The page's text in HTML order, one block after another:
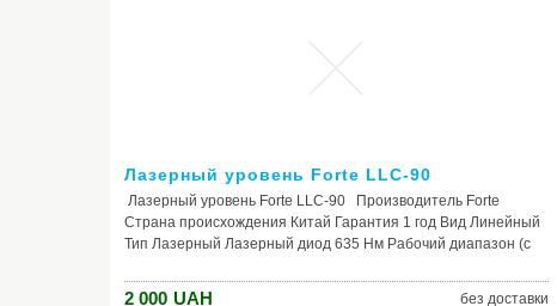
Лазерный уровень Forte LLC-90
Лазерный уровень Forte LLC-90 Производитель Forte
Страна происхождения Китай Гарантия 1 год Вид Линейный
Тип Лазерный Лазерный диод 635 Hм Рабочий диапазон (с
Диапазон самонивелирования 4° Резьба штатива 1.4"
2 000 UAH без доставки